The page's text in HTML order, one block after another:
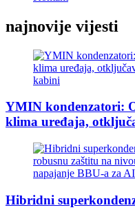
najnovije vijesti
YMIN kondenzatori:
klima uređaja,
Hibridni